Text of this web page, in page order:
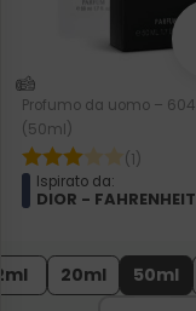
Profumo da uomo – 604
(50ml)
(1)
Ispirato da:
DIOR - FAHRENHEIT
20ml 50ml